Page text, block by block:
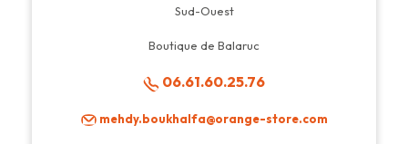
Sud-Ouest
Boutique de Balaruc
06.61.60.25.76
mehdy.boukhalfa@orange-store.com